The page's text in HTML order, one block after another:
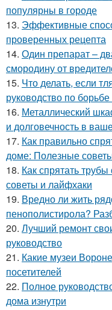
популярны в городе
13. Эффективные
проверенных рецепта
14. Один препарат –
смородину от
15. Что делать, если
руководство по
16. Металлический
и долговечность в
17. Как правильно
доме: Полезные
18. Как спрятать
советы и лайфхаки
19. Вредно ли жить
пенополистирола?
20. Лучший ремонт
руководство
21. Какие музеи
посетителей
22. Полное
дома изнутри